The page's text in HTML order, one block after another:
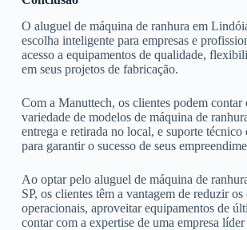
O aluguel de máquina de ranhura em
escolha inteligente para empresas e
acesso a equipamentos de qualidade,
em seus projetos de fabricação.
Com a Manuttech, os clientes podem contar
variedade de modelos de máquina de
entrega e retirada no local, e suporte técnico
para garantir o sucesso de seus
Ao optar pelo aluguel de máquina de
SP, os clientes têm a vantagem de reduzir os
operacionais, aproveitar equipamentos de
contar com a expertise de uma empresa líder